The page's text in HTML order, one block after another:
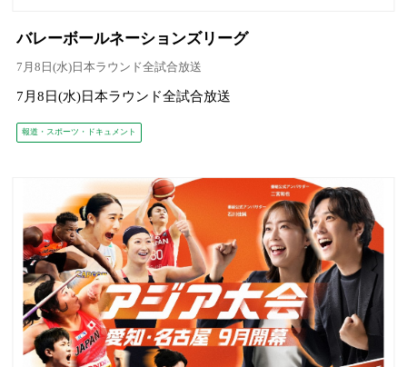
バレーボールネーションズリーグ
7月8日(水)日本ラウンド全試合放送
7月8日(水)日本ラウンド全試合放送
報道・スポーツ・ドキュメント